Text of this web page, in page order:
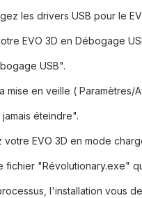
les drivers USB pour le
EVO 3D en Débogage
USB".
mise en veille (
éteindre".
votre EVO 3D en mode
fichier "Révolutionary.exe"
l'installation vous